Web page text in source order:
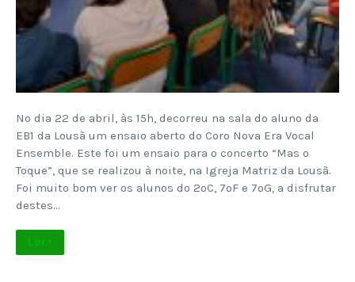
No dia 22 de abril, às 15h, decorreu na sala do aluno da
EB1 da Lousã um ensaio aberto do Coro Nova Era Vocal
Ensemble. Este foi um ensaio para o concerto “Mas o
Toque”, que se realizou à noite, na Igreja Matriz da Lousã.
Foi muito bom ver os alunos do 2ºC, 7ºF e 7ºG, a disfrutar
destes…
Ler +